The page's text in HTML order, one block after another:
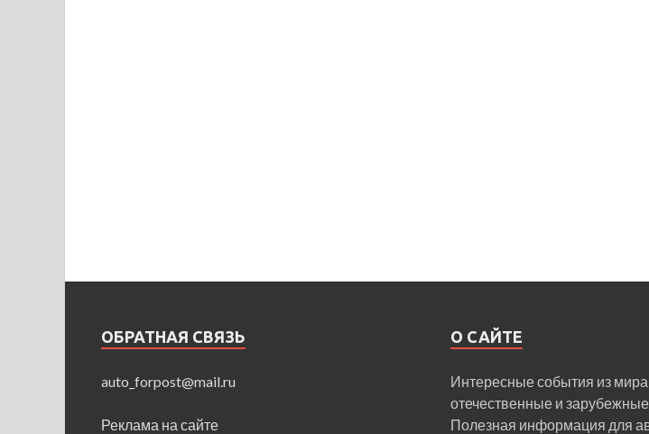
ОБРАТНАЯ СВЯЗЬ
auto_forpost@mail.ru
Реклама на сайте
О САЙТЕ
Интересные события из мира
отечественные и
Полезная информация для